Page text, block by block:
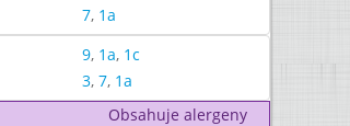
7, 1a
9, 1a, 1c
3, 7, 1a
Obsahuje alergeny